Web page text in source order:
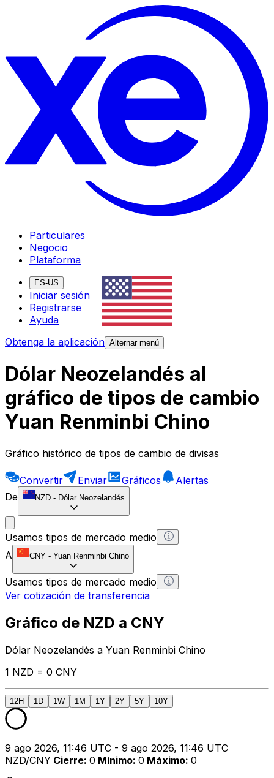
Particulares
Negocio
Plataforma
ES-US
Iniciar sesión
Registrarse
Ayuda
Obtenga la aplicación Alternar menú
Dólar Neozelandés al
gráfico de tipos de cambio
Yuan Renminbi Chino
Gráfico histórico de tipos de cambio de divisas
Convertir Enviar Gráficos
Alertas
De
NZD - Dólar Neozelandés
Usamos tipos de mercado medio
A
CNY - Yuan Renminbi Chino
Usamos tipos de mercado medio
Ver cotización de transferencia
Gráfico de NZD a CNY
Dólar Neozelandés a Yuan Renminbi Chino
1 NZD = 0 CNY
12H 1D 1W 1M 1Y 2Y 5Y 10Y
9 ago 2026, 11:46 UTC - 9 ago 2026, 11:46 UTC
NZD/CNY Cierre: 0 Mínimo: 0 Máximo: 0